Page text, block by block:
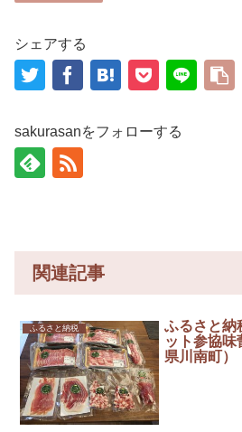
シェアする
sakurasanをフォローする
関連記事
ふるさと納税
ふるさと納
ット参協味
県川南町）